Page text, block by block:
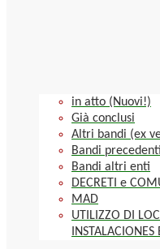
in atto (Nuovi!)
Già conclusi
Altri bandi (ex
Bandi
Bandi altri enti
DECRETI e
MAD
UTILIZZO DI
INSTALACIONES